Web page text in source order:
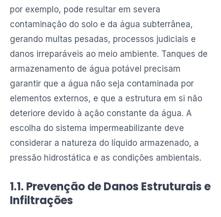
por exemplo, pode resultar em severa
contaminação do solo e da água subterrânea,
gerando multas pesadas, processos judiciais e
danos irreparáveis ao meio ambiente. Tanques de
armazenamento de água potável precisam
garantir que a água não seja contaminada por
elementos externos, e que a estrutura em si não
deteriore devido à ação constante da água. A
escolha do sistema impermeabilizante deve
considerar a natureza do líquido armazenado, a
pressão hidrostática e as condições ambientais.
1.1. Prevenção de Danos Estruturais e
Infiltrações